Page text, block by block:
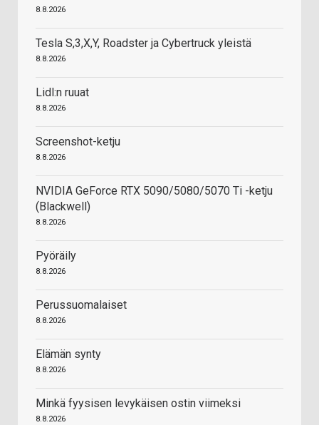
8.8.2026
Tesla S,3,X,Y, Roadster ja Cybertruck yleistä
8.8.2026
Lidl:n ruuat
8.8.2026
Screenshot-ketju
8.8.2026
NVIDIA GeForce RTX 5090/5080/5070 Ti -ketju
(Blackwell)
8.8.2026
Pyöräily
8.8.2026
Perussuomalaiset
8.8.2026
Elämän synty
8.8.2026
Minkä fyysisen levykäisen ostin viimeksi
8.8.2026